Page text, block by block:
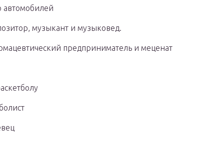
автомобилей
музыкант и музыковед.
предприниматель и меценат